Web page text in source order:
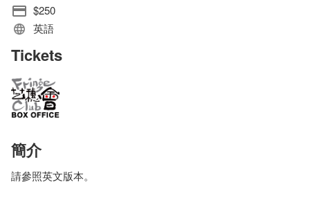
$250
英語
Tickets
簡介
請參照英文版本。